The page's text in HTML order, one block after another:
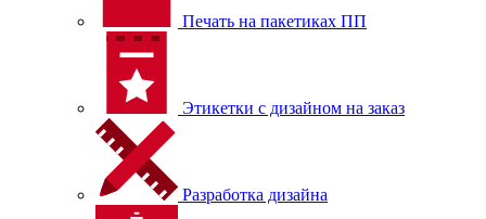
Печать на пакетиках ПП
Этикетки с дизайном на заказ
Разработка дизайна